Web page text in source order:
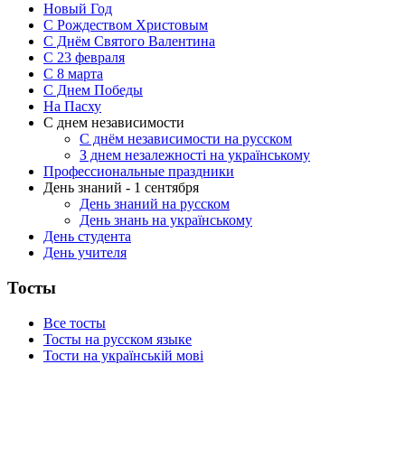
Новый Год
С Рождеством Христовым
С Днём Святого Валентина
С 23 февраля
C 8 марта
С Днем Победы
На Пасху
С днем независимости
С днём независимости на русском
З днем незалежності на українському
Профессиональные праздники
День знаний - 1 сентября
День знаний на русском
День знань на українському
День студента
День учителя
Тосты
Все тосты
Тосты на русском языке
Тости на українській мові